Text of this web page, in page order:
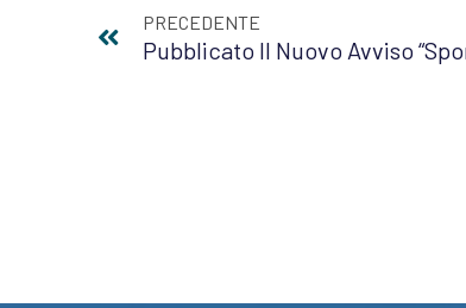
PRECEDENTE
Pubblicato Il Nuovo Avviso